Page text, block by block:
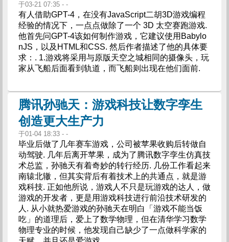
于03-21 07:35 - -
有人借助GPT-4，在没有JavaScript二胡3D游戏编程
经验的情况下，一点点做除了一个 3D 太空赛跑游戏.
他首先问GPT-4该如何制作游戏，它建议使用Babylo
nJS，以及HTML和CSS. 然后作者描述了他的具体要
求：. 1.游戏将采用与原版天空之城相同的摄像头，玩
家从飞船后面看到轨道，而飞船则出现在他们面前.
腾讯孙驰天：游戏科技让数字孪生
创造更大生产力
于01-04 18:33 - -
毕业后做了几年赛车游戏，公司被苹果收购后转做自
动驾驶. 几年后离开苹果，成为了腾讯数字孪生仿真技
术总监，孙驰天有着奇妙的转行经历. 几份工作看起来
南辕北辙，但其实背后有着技术上的共通点，就是游
戏科技. 正如他所说，游戏人不只是玩游戏的达人，做
游戏的开发者，更是用游戏科技进行前沿技术研发的
人. 从小就热爱游戏的孙驰天在明白「游戏不能当饭
吃」的道理后，爱上了数学物理，但在清华学习数学
物理专业的时候，他发现自己缺少了一点做科学家的